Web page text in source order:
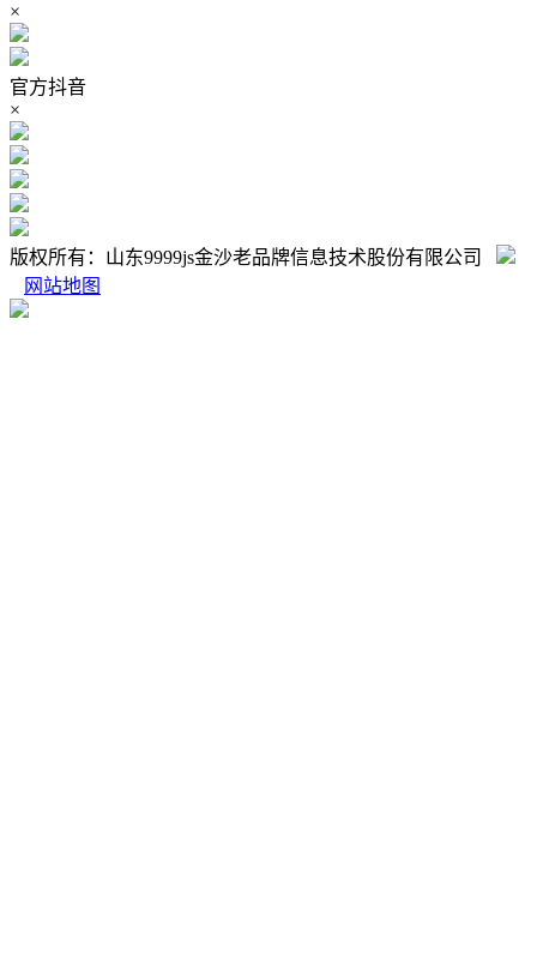
×
官方抖音
×
版权所有：山东9999js金沙老品牌信息技术股份有限公司
网站地图